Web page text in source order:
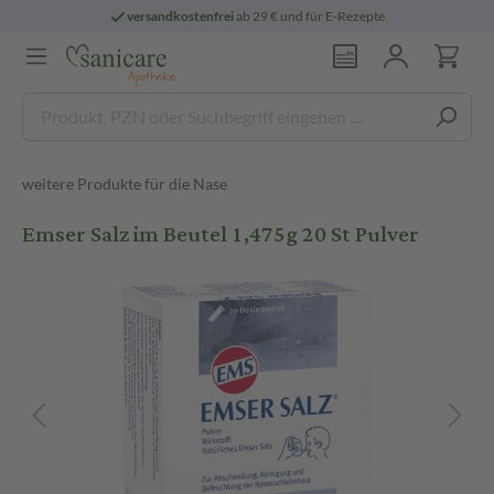
versandkostenfreiab 29 € und für E-Rezepte
weitere Produkte für die Nase
Emser Salz im Beutel 1,475g 20 St Pulver